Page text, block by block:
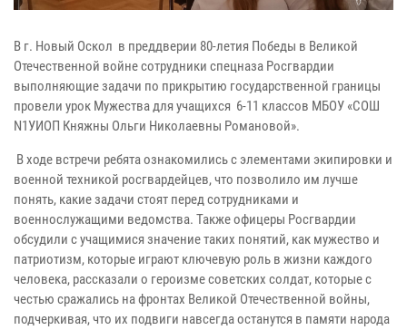
В г. Новый Оскол в преддверии 80-летия Победы в Великой
Отечественной войне сотрудники спецназа Росгвардии
выполняющие задачи по прикрытию государственной границы
провели урок Мужества для учащихся 6-11 классов МБОУ «СОШ
N1УИОП Княжны Ольги Николаевны Романовой».
В ходе встречи ребята ознакомились с элементами экипировки и
военной техникой росгвардейцев, что позволило им лучше
понять, какие задачи стоят перед сотрудниками и
военнослужащими ведомства. Также офицеры Росгвардии
обсудили с учащимися значение таких понятий, как мужество и
патриотизм, которые играют ключевую роль в жизни каждого
человека, рассказали о героизме советских солдат, которые с
честью сражались на фронтах Великой Отечественной войны,
подчеркивая, что их подвиги навсегда останутся в памяти народа